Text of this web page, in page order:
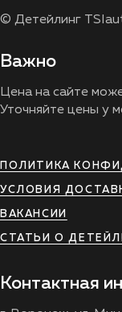
© Детейлинг
Важно
Цена на сайте
Уточняйте цены у
ПОЛИТИКА
УСЛОВИЯ
ВАКАНСИИ
СТАТЬИ О
Контактная